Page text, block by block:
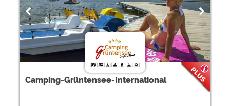
Camping-Grüntensee-International